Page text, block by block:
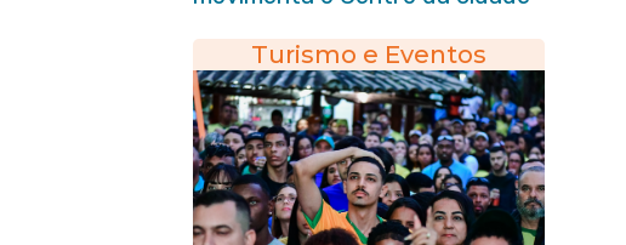
Turismo e Eventos